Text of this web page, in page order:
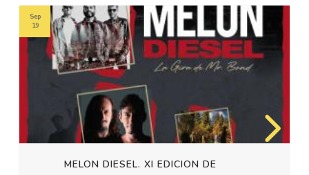
MELON DIESEL. XI EDICION DE
Sep
19